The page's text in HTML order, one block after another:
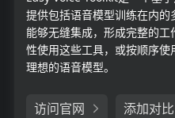
提供包括语音模型训练在内
能够无缝集成，形成完整的
性使用这些工具，或按顺序
理想的语音模型。
访问官网 添加对比